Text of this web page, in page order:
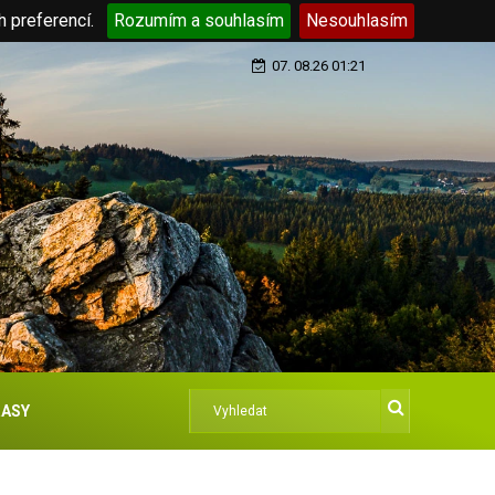
preferencí. Rozumím a souhlasím Nesouhlasím
07. 08.26 01:21